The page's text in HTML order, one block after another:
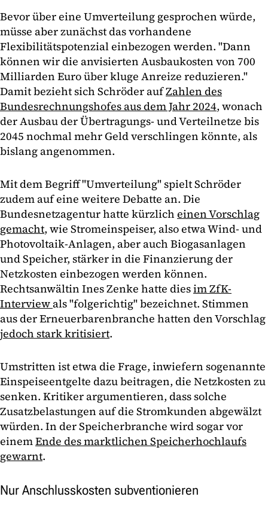
Bevor über eine Umverteilung gesprochen würde,
müsse aber zunächst das vorhandene
Flexibilitätspotenzial einbezogen werden. "Dann
können wir die anvisierten Ausbaukosten von 700
Milliarden Euro über kluge Anreize reduzieren."
Damit bezieht sich Schröder aufZahlen des
Bundesrechnungshofes aus dem Jahr 2024, wonach
der Ausbau der Übertragungs- und Verteilnetze bis
2045 nochmal mehr Geld verschlingen könnte, als
bislang angenommen.
Mit dem Begriff "Umverteilung" spielt Schröder
zudem auf eine weitere Debatte an. Die
Bundesnetzagentur hatte kürzlich einen Vorschlag
gemacht, wie Stromeinspeiser, also etwa Wind- und
Photovoltaik-Anlagen, aber auch Biogasanlagen
und Speicher, stärker in die Finanzierung der
Netzkosten einbezogen werden können.
Rechtsanwältin Ines Zenke hatte diesim ZfK-
Interviewals "folgerichtig" bezeichnet. Stimmen
aus der Erneuerbarenbranche hatten den Vorschlag
jedoch stark kritisiert.
Umstritten ist etwa die Frage, inwiefern sogenannte
Einspeiseentgelte dazu beitragen, die Netzkosten zu
senken. Kritiker argumentieren, dass solche
Zusatzbelastungen auf die Stromkunden abgewälzt
würden. In der Speicherbranche wird sogar vor
einemEnde des marktlichen Speicherhochlaufs
gewarnt.
Nur Anschlusskosten subventionieren